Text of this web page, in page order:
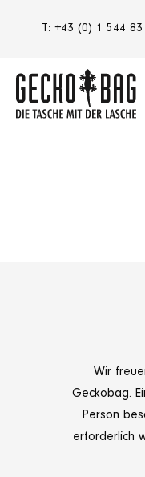
T: +43 (0) 1 544 83
Wir
Geckobag.
Person
erforderlich